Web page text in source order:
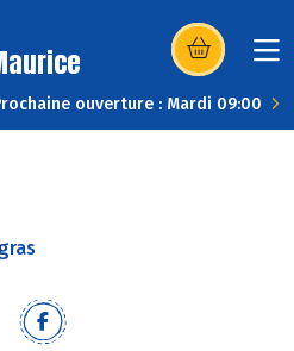
(s’ouvre dans
ouverture : Mardi 09:00